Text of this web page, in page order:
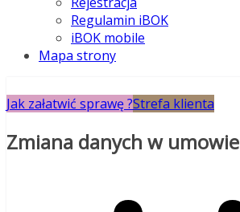
Regulamin iBOK
iBOK mobile
Mapa strony
Jak załatwić sprawę ?Strefa klienta
Zmiana danych w umowie